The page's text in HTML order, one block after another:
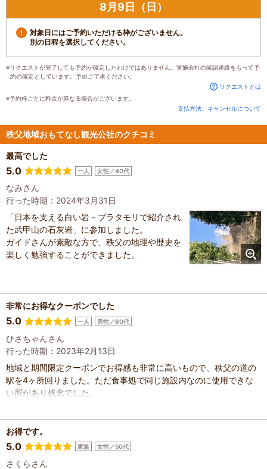
8月9日（日）
対象日にはご予約いただける枠がございません。
別の日程を選択してください。
※リクエストが完了しても予約が確定したわけではありません。実施会社の確認連絡をもって予
約の確定としています。予めご了承ください。
リクエストとは
※予約枠ごとに料金が異なる場合がございます。
支払方法、キャンセルについて
秩父地域おもてなし観光公社のクチコミ
最高でした
5.0 一人 女性／40代
なみさん
行った時期：2024年3月31日
「日本を支える白い岩－ブラタモリで紹介され
た武甲山の石灰岩」に参加しました。
ガイドさんが素敵な方で、秩父の地理や歴史を
楽しく勉強することができました。
非常にお得なクーポンでした
5.0 一人 男性／60代
ひさちゃんさん
行った時期：2023年2月13日
地域と期間限定クーポンでお得感も非常に高いもので、秩父の道の
駅を4ヶ所回りました。ただ食事処で同じ施設内なのに使用できな
い所があり残念でした。
お得です。
5.0 家族 女性／50代
さくらさん